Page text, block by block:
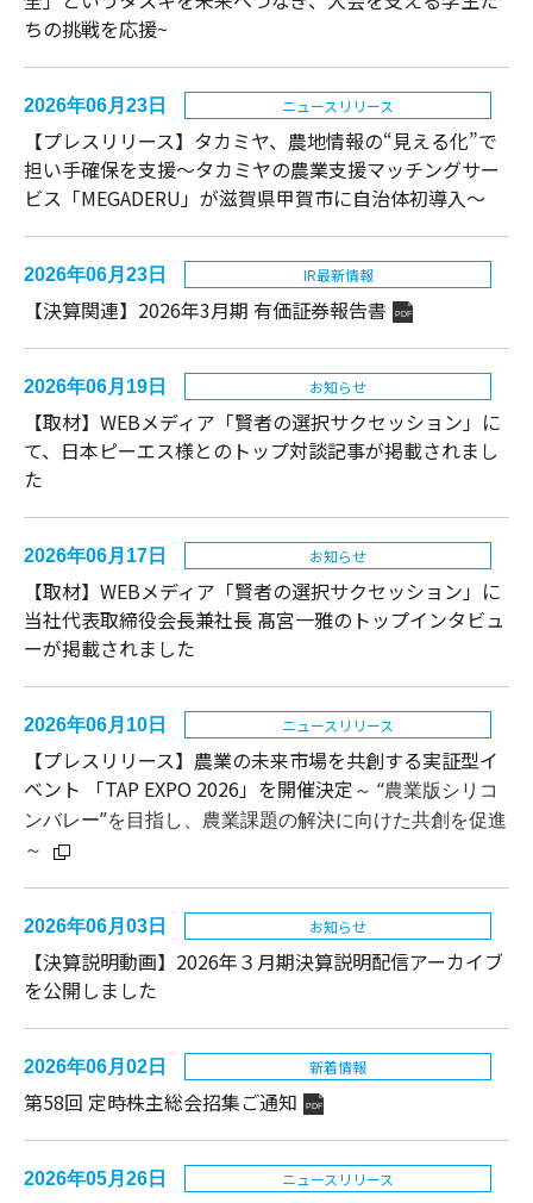
ちの挑戦を応援~
2026年06月23日 ニュースリリース
【プレスリリース】タカミヤ、農地情報の“見える化”で
担い手確保を支援～タカミヤの農業支援マッチングサー
ビス「MEGADERU」が滋賀県甲賀市に自治体初導入～
2026年06月23日 IR最新情報
【決算関連】2026年3月期 有価証券報告書 PDF
2026年06月19日 お知らせ
【取材】WEBメディア「賢者の選択サクセッション」に
て、日本ピーエス様とのトップ対談記事が掲載されまし
た
2026年06月17日 お知らせ
【取材】WEBメディア「賢者の選択サクセッション」に
当社代表取締役会長兼社長 髙宮一雅のトップインタビュ
ーが掲載されました
2026年06月10日 ニュースリリース
【プレスリリース】 農業の未来市場を共創する実証型イ
ベント 「TAP EXPO 2026」を開催決定～ “農業版シリコ
ンバレー”を目指し、農業課題の解決に向けた共創を促進
～
2026年06月03日 お知らせ
【決算説明動画】2026年３月期決算説明配信アーカイブ
を公開しました
2026年06月02日 新着情報
第58回 定時株主総会招集ご通知 PDF
2026年05月26日 ニュースリリース